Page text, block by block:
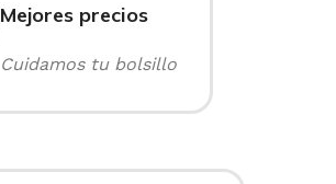
Mejores precios
Cuidamos tu bolsillo